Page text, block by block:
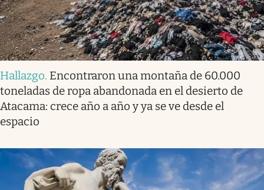
Hallazgo. Encontraron una montaña de 60.000
toneladas de ropa abandonada en el desierto de
Atacama: crece año a año y ya se ve desde el
espacio